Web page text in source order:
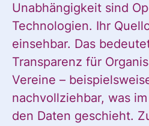
Unabhängigkeit sind
Technologien. Ihr
einsehbar. Das
Transparenz für
Vereine –
nachvollziehbar, was
den Daten geschieht.